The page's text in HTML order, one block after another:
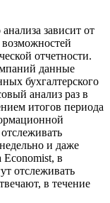
зависит от
отчетности.
данные
бухгалтерского
анализ раз в
итогов периода
и даже
в
отслеживать
в течение